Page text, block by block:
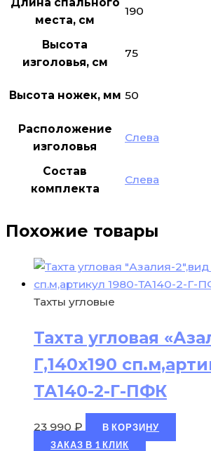
места, см
190
Высота
изголовья, см
75
Высота ножек, мм 50
Расположение
изголовья
Слева
Состав
комплекта
Слева
Похожие товары
Тахты угловые
Тахта угловая
Г,140х190
ТА140-2-Г-ПФК
23 990 ₽
В КОРЗИНУ
ЗАКАЗ В 1 КЛИК